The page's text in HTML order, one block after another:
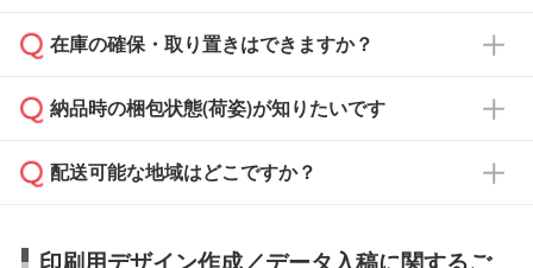
校や幼稚園・保育園であれば、同様の条件でご
ご希望の際は担当スタッフまでお気軽にご相談
ください。
たは注文フォームの『ご注文に関する備考欄』
ご入金確認後、1～2営業日で出荷いたしま
タッフまでお問い合わせください。
ご希望の納期がある場合は、お問い合わせ・お
い。
応が可能かご案内いたします。
す。>>対象商品はこちら
在庫の確保・取り置きはできますか？
ご入金確認後に在庫を確保し、注文確定のご連
はできかねますので予めご了承ください。
納品時の梱包状態(荷姿)が知りたいです
商品によって異なります。各ページにある商品
配送可能な地域はどこですか？
日本全国へお届けが可能です。なお、海外への